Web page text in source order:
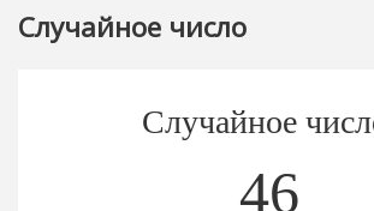
Случайное число
Случайное
46